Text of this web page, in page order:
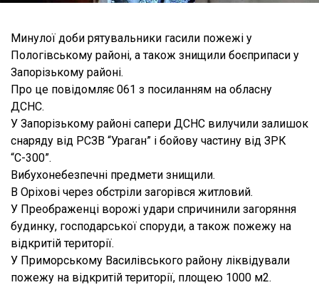
Минулої доби рятувальники гасили пожежі у
Пологівському районі, а також знищили боєприпаси у
Запорізькому районі.
Про це повідомляє 061 з посиланням на обласну
ДСНС.
У Запорізькому районі сапери ДСНС вилучили залишок
снаряду від РСЗВ “Ураган” і бойову частину від ЗРК
“С-300”.
Вибухонебезпечні предмети знищили.
В Оріхові через обстріли загорівся житловий.
У Преображенці ворожі удари спричинили загоряння
будинку, господарської споруди, а також пожежу на
відкритій території.
У Приморському Василівського району ліквідували
пожежу на відкритій території, площею 1000 м2.